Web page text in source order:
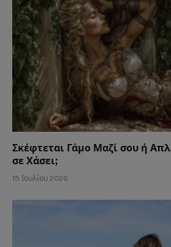
Σκέφτεται Γάμο Μαζί σου ή
σε Χάσει;
15 Ιουλίου 2026